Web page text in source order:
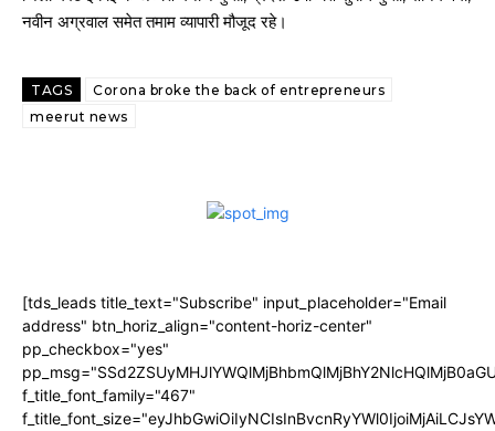
नवीन अग्रवाल समेत तमाम व्यापारी मौजूद रहे।
TAGS
Corona broke the back of entrepreneurs
meerut news
[tds_leads title_text="Subscribe" input_placeholder="Email
address" btn_horiz_align="content-horiz-center"
pp_checkbox="yes"
f_title_font_family="467"